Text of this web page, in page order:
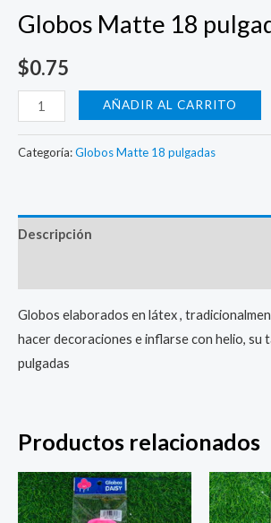
Globos Matte 18
$0.75
Globos
Matte
18
AÑADIR AL CARRITO
Categoría:Globos Matte 18 pulgadas
Descripción
Globos elaborados en látex ,
hacer decoraciones e inflarse con helio, su
pulgadas
Productos relacionados